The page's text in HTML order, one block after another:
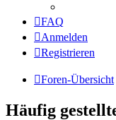
FAQ
Anmelden
Registrieren
Foren-Übersicht
Häufig